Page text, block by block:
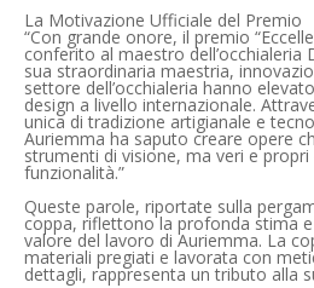
La Motivazione Ufficiale del Premio
“Con grande onore, il premio
conferito al maestro dell’occhialeria
sua straordinaria maestria,
settore dell’occhialeria hanno
design a livello internazionale.
unica di tradizione artigianale e
Auriemma ha saputo creare opere
strumenti di visione, ma veri e
funzionalità.”
Queste parole, riportate sulla
coppa, riflettono la profonda stima
valore del lavoro di Auriemma. La
materiali pregiati e lavorata con
dettagli, rappresenta un tributo alla